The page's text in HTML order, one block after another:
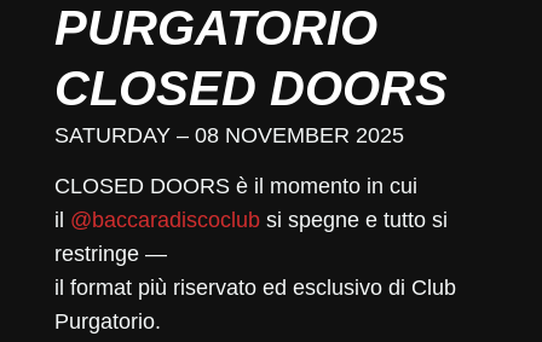
PURGATORIO
CLOSED DOORS
SATURDAY – 08 NOVEMBER 2025
CLOSED DOORS è il momento in cui
il @baccaradiscoclubsi spegne e tutto si
restringe —
il format più riservato ed esclusivo di Club
Purgatorio.